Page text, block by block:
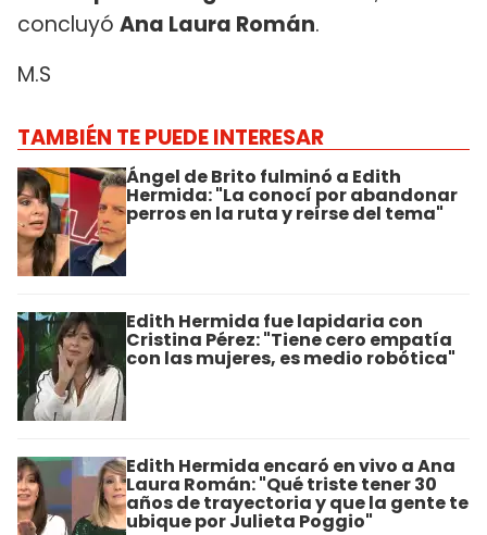
concluyó Ana Laura Román.
M.S
TAMBIÉN TE PUEDE INTERESAR
Ángel de Brito fulminó a Edith
Hermida: "La conocí por abandonar
perros en la ruta y reírse del tema"
Edith Hermida fue lapidaria con
Cristina Pérez: "Tiene cero empatía
con las mujeres, es medio robótica"
Edith Hermida encaró en vivo a Ana
Laura Román: "Qué triste tener 30
años de trayectoria y que la gente te
ubique por Julieta Poggio"